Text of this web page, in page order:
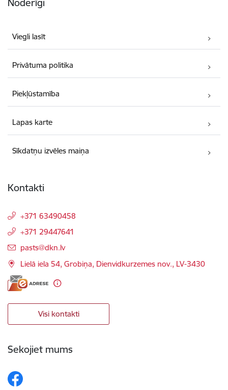
Noderīgi
Viegli lasīt
Privātuma politika
Piekļūstamība
Lapas karte
Sīkdatņu izvēles maiņa
Kontakti
+371 63490458
+371 29447641
E-pasts:
pasts@dkn.lv
Lielā iela 54, Grobiņa, Dienvidkurzemes nov., LV-3430
Visi kontakti
Sekojiet mums